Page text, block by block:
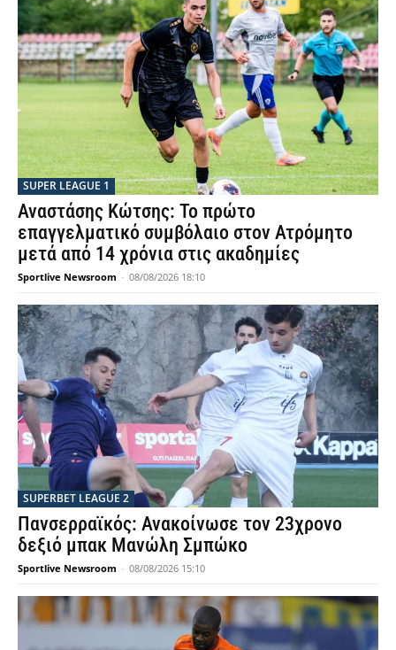
SUPER LEAGUE 1
Αναστάσης Κώτσης: Το πρώτο
επαγγελματικό συμβόλαιο στον Ατρόμητο
μετά από 14 χρόνια στις ακαδημίες
Sportlive Newsroom - 08/08/2026 18:10
SUPERBET LEAGUE 2
Πανσερραϊκός: Ανακοίνωσε τον 23χρονο
δεξιό μπακ Μανώλη Σμπώκο
Sportlive Newsroom - 08/08/2026 15:10